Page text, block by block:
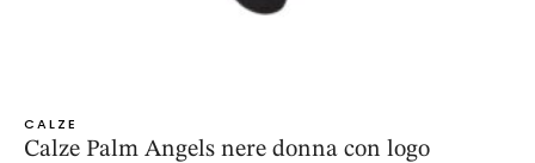
CALZE
Calze Palm Angels nere donna con logo